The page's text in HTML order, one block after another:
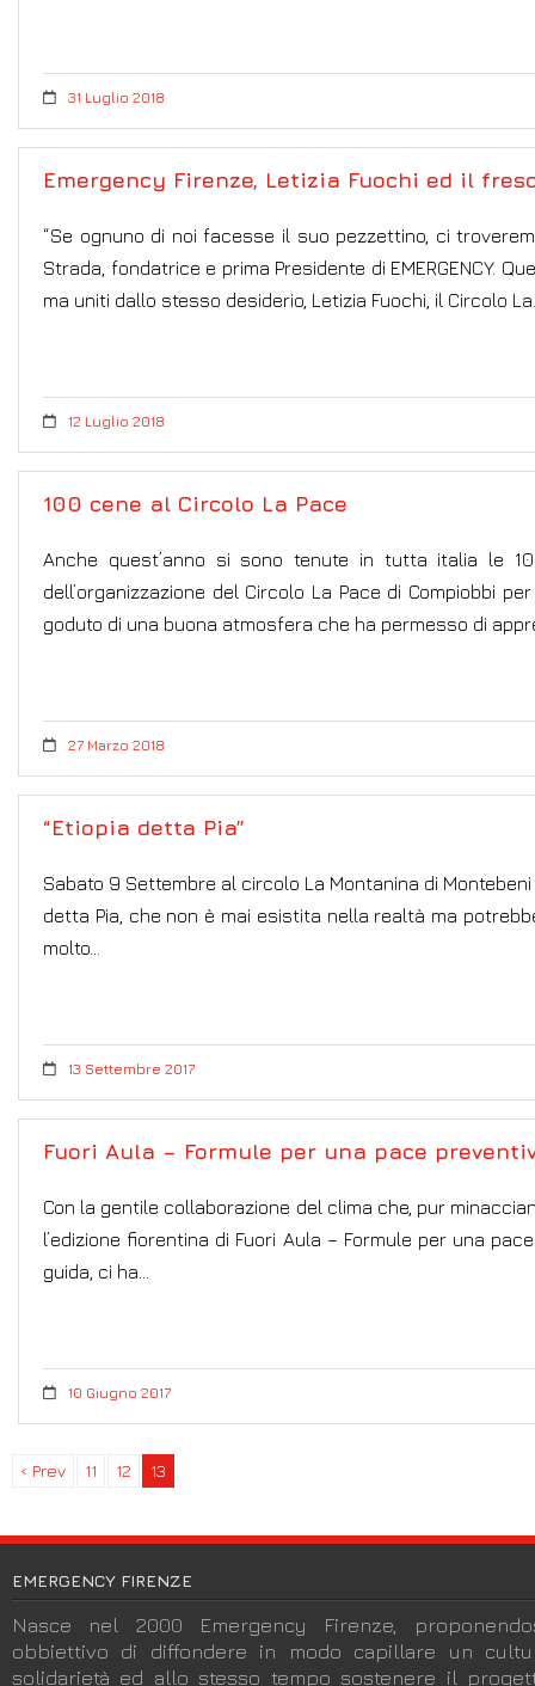
31 Luglio 2018
Emergency Firenze, Letizia Fuochi ed il
“Se ognuno di noi facesse il suo pezzettino, ci
Strada, fondatrice e prima Presidente di EMERGENCY.
ma uniti dallo stesso desiderio, Letizia Fuochi, il Circolo
12 Luglio 2018
100 cene al Circolo La Pace
Anche quest’anno si sono tenute in tutta italia le
dell’organizzazione del Circolo La Pace di Compiobbi
goduto di una buona atmosfera che ha permesso di
27 Marzo 2018
“Etiopia detta Pia”
Sabato 9 Settembre al circolo La Montanina di
detta Pia, che non è mai esistita nella realtà ma
molto…
13 Settembre 2017
Fuori Aula – Formule per una pace
Con la gentile collaborazione del clima che, pur
l’edizione fiorentina di Fuori Aula – Formule per una
guida, ci ha…
10 Giugno 2017
‹ Prev 11 12 13
EMERGENCY FIRENZE
Nasce nel 2000 Emergency Firenze,
obbiettivo di diffondere in modo capillare un
solidarietà ed allo stesso tempo sostenere il